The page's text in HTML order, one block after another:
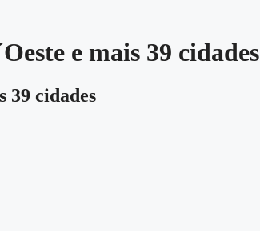
e mais 39 cidades
39 cidades